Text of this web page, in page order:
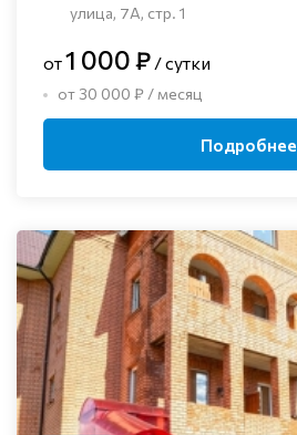
улица, 7А, стр. 1
от1 000 ₽ / сутки
от 30 000 ₽ / месяц
Подробнее